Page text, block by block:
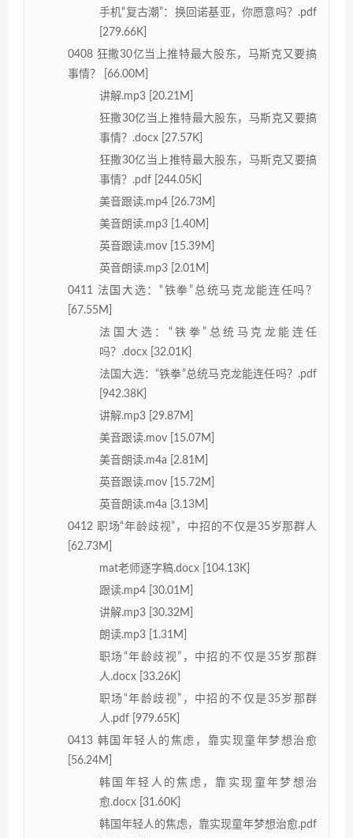
手机“复古潮”：换回诺基亚，你愿意吗？.pdf
[279.66K]
0408 狂撒30亿当上推特最大股东，马斯克又要搞
事情？ [66.00M]
讲解.mp3 [20.21M]
狂撒30亿当上推特最大股东，马斯克又要搞
事情？.docx [27.57K]
狂撒30亿当上推特最大股东，马斯克又要搞
事情？.pdf [244.05K]
美音跟读.mp4 [26.73M]
美音朗读.mp3 [1.40M]
英音跟读.mov [15.39M]
英音朗读.mp3 [2.01M]
0411 法国大选：“铁拳”总统马克龙能连任吗？
[67.55M]
法国大选：“铁拳”总统马克龙能连任
吗？.docx [32.01K]
法国大选：“铁拳”总统马克龙能连任吗？.pdf
[942.38K]
讲解.mp3 [29.87M]
美音跟读.mov [15.07M]
美音朗读.m4a [2.81M]
英音跟读.mov [15.72M]
英音朗读.m4a [3.13M]
0412 职场“年龄歧视”，中招的不仅是35岁那群人
[62.73M]
mat老师逐字稿.docx [104.13K]
跟读.mp4 [30.01M]
讲解.mp3 [30.32M]
朗读.mp3 [1.31M]
职场“年龄歧视”，中招的不仅是35岁那群
人.docx [33.26K]
职场“年龄歧视”，中招的不仅是35岁那群
人.pdf [979.65K]
0413 韩国年轻人的焦虑，靠实现童年梦想治愈
[56.24M]
韩国年轻人的焦虑，靠实现童年梦想治
愈.docx [31.60K]
韩国年轻人的焦虑，靠实现童年梦想治愈.pdf